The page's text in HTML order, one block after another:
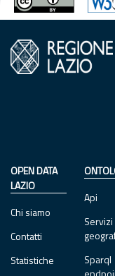
OPEN DATA
LAZIO
Chi siamo
Contatti
Statistiche
Api
Servizi
Sparql